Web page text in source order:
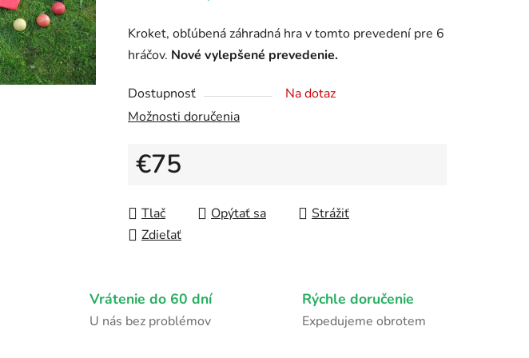
je
5,0
5
hviezdičiek.
Kroket, obľúbená záhradná hra v tomto prevedení pre 6
hráčov. Nové vylepšené prevedenie.
Dostupnosť
Na dotaz
Možnosti doručenia
€75
Tlač
Opýtať sa
Strážiť
Zdieľať
Vrátenie do 60 dní
U nás bez problémov
Rýchle doručenie
Expedujeme obrotem